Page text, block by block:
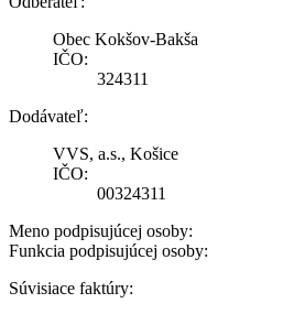
Obec Kokšov-Bakša
IČO:
324311
Dodávateľ:
VVS, a.s., Košice
IČO:
00324311
Meno podpisujúcej osoby:
Funkcia podpisujúcej osoby:
Súvisiace faktúry: